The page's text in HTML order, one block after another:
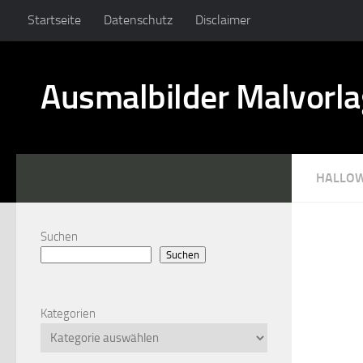
Startseite Datenschutz Disclaimer
Ausmalbilder
Suchen
Suchen
Kategorien